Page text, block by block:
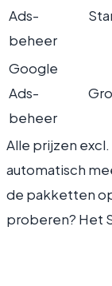
Ads-
beheer
Google
Ads-
beheer
Alle prijzen
automatisch
de pakketten
proberen? Het